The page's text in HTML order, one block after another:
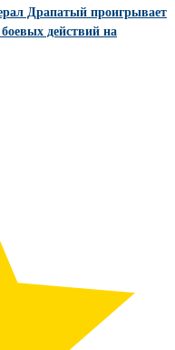
Драпатый проигрывает
действий на